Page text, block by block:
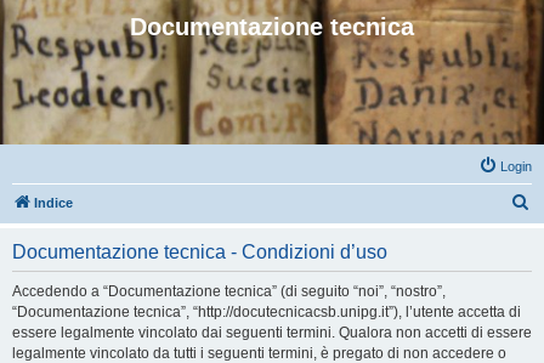
Documentazione tecnica
Login
Indice
Documentazione tecnica - Condizioni d’uso
Accedendo a “Documentazione tecnica” (di seguito “noi”, “nostro”,
“Documentazione tecnica”, “http://docutecnicacsb.unipg.it”), l’utente accetta di
essere legalmente vincolato dai seguenti termini. Qualora non accetti di essere
legalmente vincolato da tutti i seguenti termini, è pregato di non accedere o